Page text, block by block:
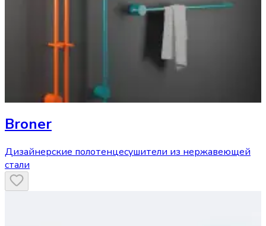
Broner
Дизайнерские полотенцесушители из нержавеющей
стали